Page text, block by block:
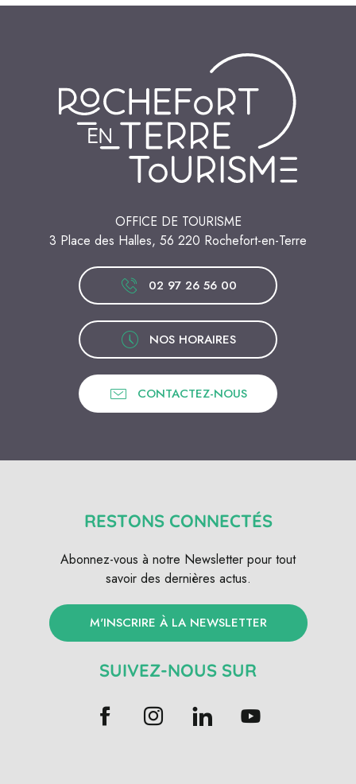
OFFICE DE TOURISME
3 Place des Halles, 56 220 Rochefort-en-Terre
02 97 26 56 00
NOS HORAIRES
CONTACTEZ-NOUS
RESTONS CONNECTÉS
Abonnez-vous à notre Newsletter pour tout
savoir des dernières actus.
M'INSCRIRE À LA NEWSLETTER
SUIVEZ-NOUS SUR